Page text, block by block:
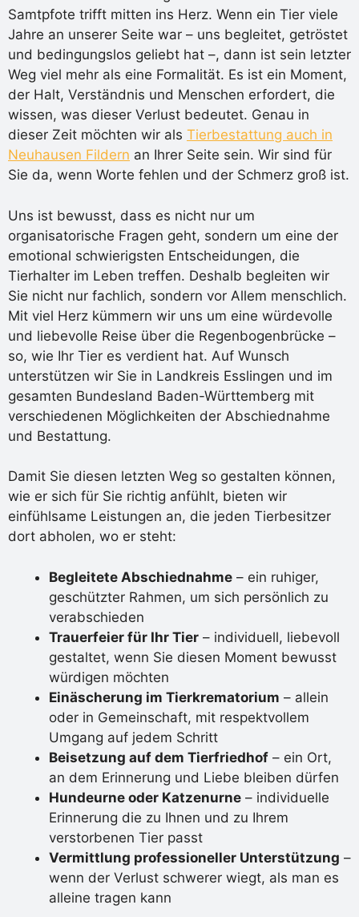
Samtpfote trifft mitten ins Herz. Wenn ein Tier viele
Jahre an unserer Seite war – uns begleitet, getröstet
und bedingungslos geliebt hat –, dann ist sein letzter
Weg viel mehr als eine Formalität. Es ist ein Moment,
der Halt, Verständnis und Menschen erfordert, die
wissen, was dieser Verlust bedeutet. Genau in
dieser Zeit möchten wir als Tierbestattung auch in
Neuhausen Fildern an Ihrer Seite sein. Wir sind für
Sie da, wenn Worte fehlen und der Schmerz groß ist.
Uns ist bewusst, dass es nicht nur um
organisatorische Fragen geht, sondern um eine der
emotional schwierigsten Entscheidungen, die
Tierhalter im Leben treffen. Deshalb begleiten wir
Sie nicht nur fachlich, sondern vor Allem menschlich.
Mit viel Herz kümmern wir uns um eine würdevolle
und liebevolle Reise über die Regenbogenbrücke –
so, wie Ihr Tier es verdient hat. Auf Wunsch
unterstützen wir Sie in Landkreis Esslingen und im
gesamten Bundesland Baden-Württemberg mit
verschiedenen Möglichkeiten der Abschiednahme
und Bestattung.
Damit Sie diesen letzten Weg so gestalten können,
wie er sich für Sie richtig anfühlt, bieten wir
einfühlsame Leistungen an, die jeden Tierbesitzer
dort abholen, wo er steht:
Begleitete Abschiednahme – ein ruhiger,
geschützter Rahmen, um sich persönlich zu
verabschieden
Trauerfeier für Ihr Tier – individuell, liebevoll
gestaltet, wenn Sie diesen Moment bewusst
würdigen möchten
Einäscherung im Tierkrematorium – allein
oder in Gemeinschaft, mit respektvollem
Umgang auf jedem Schritt
Beisetzung auf dem Tierfriedhof – ein Ort,
an dem Erinnerung und Liebe bleiben dürfen
Hundeurne oder Katzenurne – individuelle
Erinnerung die zu Ihnen und zu Ihrem
verstorbenen Tier passt
Vermittlung professioneller Unterstützung –
wenn der Verlust schwerer wiegt, als man es
alleine tragen kann